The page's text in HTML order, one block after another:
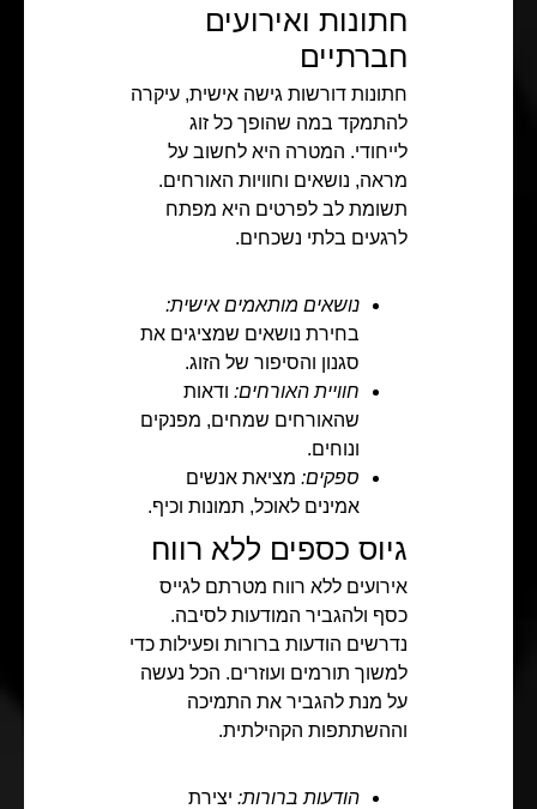
חתונות ואירועים
חברתיים
חתונות דורשות גישה אישית, עיקרה
להתמקד במה שהופך כל זוג
לייחודי. המטרה היא לחשוב על
מראה, נושאים וחוויות האורחים.
תשומת לב לפרטים היא מפתח
לרגעים בלתי נשכחים.
נושאים מותאמים אישית:
בחירת נושאים שמציגים את
סגנון והסיפור של הזוג.
חוויית האורחים: ודאות
שהאורחים שמחים, מפנקים
ונוחים.
ספקים: מציאת אנשים
אמינים לאוכל, תמונות וכיף.
גיוס כספים ללא רווח
אירועים ללא רווח מטרתם לגייס
כסף ולהגביר המודעות לסיבה.
נדרשים הודעות ברורות ופעילות כדי
למשוך תורמים ועוזרים. הכל נעשה
על מנת להגביר את התמיכה
וההשתתפות הקהילתית.
הודעות ברורות: יצירת